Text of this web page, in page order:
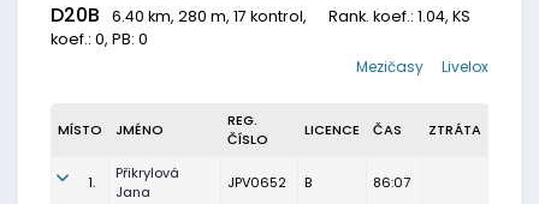
D20B 6.40 km, 280 m, 17 kontrol, Rank. koef.: 1.04, KS
koef.: 0, PB: 0
Livelox
Mezičasy
MÍSTO JMÉNO
REG.
ČÍSLO
LICENCE ČAS ZTRÁTA
1.
Přikrylová
Jana
JPV0652 B 86:07